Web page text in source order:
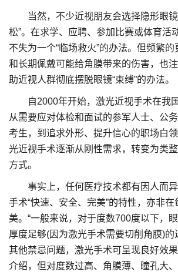
当然，不少近视朋友会选择隐形眼镜
松”。在求学、应聘、参加比赛或体育活
不失为一个“临场救火”的办法。但频繁的
和长期佩戴可能给角膜带来的伤害，也
助近视人群彻底摆脱眼镜“束缚”的办法。
自2000年开始，激光近视手术在我国
从需要应对体检和面试的参军人士、公
考生，到追求外形、提升信心的职场白
光近视手术逐渐从刚性需求，转变为类
方式。
事实上，任何医疗技术都有因人而异
手术“快速、安全、完美”的特性，亦非
美。“一般来说，对于度数700度以下，
厚度足够(因为激光手术需要切削角膜)
其他禁忌问题，激光手术可呈现良好效
介绍，但对度数过高、角膜薄、瞳孔大